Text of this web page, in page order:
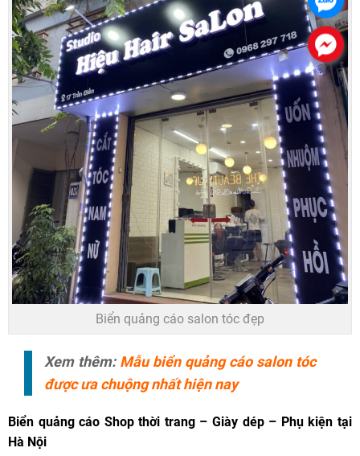
Biển quảng cáo salon tóc đẹp
Xem thêm: Mẫu biển quảng cáo salon tóc
được ưa chuộng nhất hiện nay
Biển quảng cáo Shop thời trang – Giày dép – Phụ kiện tại
Hà Nội